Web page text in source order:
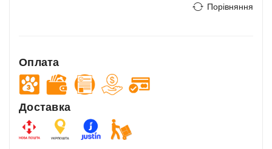
Порівняння
Оплата
Доставка